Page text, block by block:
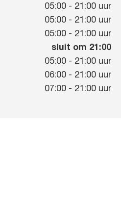
05:00 - 21:00 uur
05:00 - 21:00 uur
05:00 - 21:00 uur
sluit om 21:00
05:00 - 21:00 uur
06:00 - 21:00 uur
07:00 - 21:00 uur